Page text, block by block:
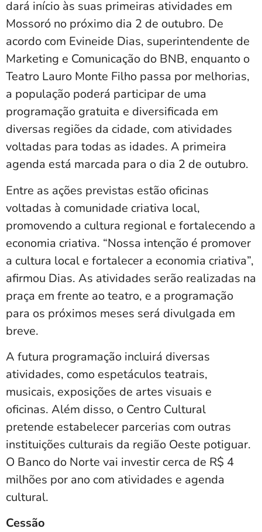
dará início às suas primeiras atividades em
Mossoró no próximo dia 2 de outubro. De
acordo com Evineide Dias, superintendente de
Marketing e Comunicação do BNB, enquanto o
Teatro Lauro Monte Filho passa por melhorias,
a população poderá participar de uma
programação gratuita e diversificada em
diversas regiões da cidade, com atividades
voltadas para todas as idades. A primeira
agenda está marcada para o dia 2 de outubro.
Entre as ações previstas estão oficinas
voltadas à comunidade criativa local,
promovendo a cultura regional e fortalecendo a
economia criativa. “Nossa intenção é promover
a cultura local e fortalecer a economia criativa”,
afirmou Dias. As atividades serão realizadas na
praça em frente ao teatro, e a programação
para os próximos meses será divulgada em
breve.
A futura programação incluirá diversas
atividades, como espetáculos teatrais,
musicais, exposições de artes visuais e
oficinas. Além disso, o Centro Cultural
pretende estabelecer parcerias com outras
instituições culturais da região Oeste potiguar.
O Banco do Norte vai investir cerca de R$ 4
milhões por ano com atividades e agenda
cultural.
Cessão